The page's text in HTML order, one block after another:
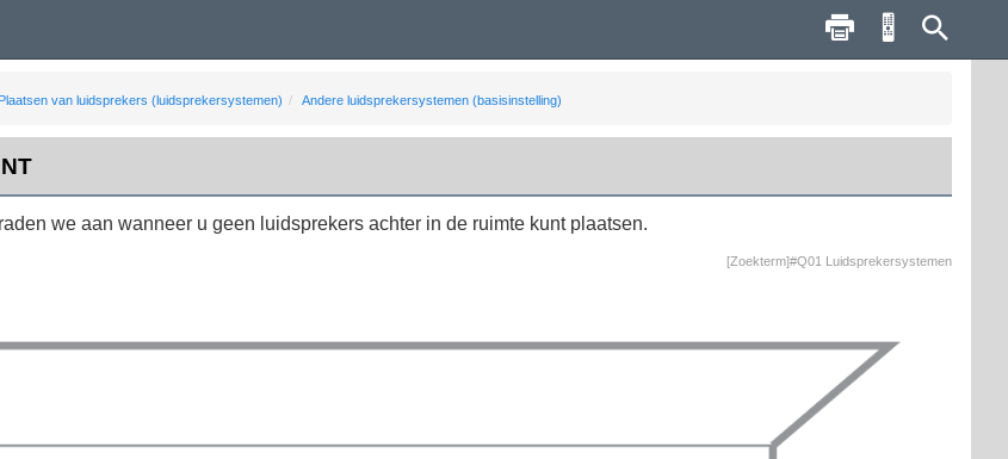
Plaatsen van luidsprekers (luidsprekersystemen) Andere luidsprekersystemen (basisinstelling)
we aan wanneer u geen luidsprekers achter in de ruimte kunt plaatsen.
[Zoekterm]#Q01 Luidsprekersystemen